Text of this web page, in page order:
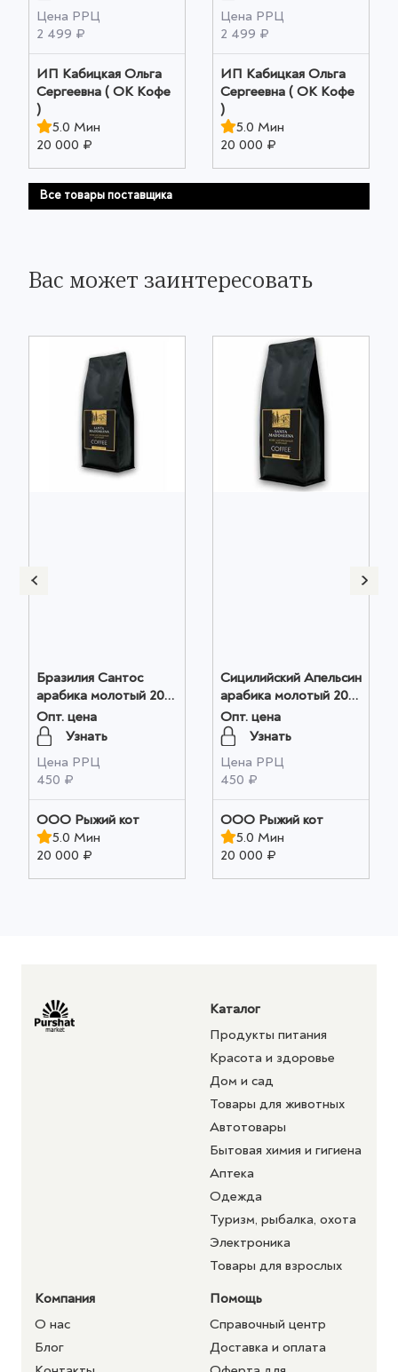
Цена РРЦ
2 499 ₽
ИП Кабицкая Ольга
Сергеевна ( ОК Кофе
)
5.0 Мин
20 000 ₽
Цена РРЦ
2 499 ₽
ИП Кабицкая Ольга
Сергеевна ( ОК Кофе
)
5.0 Мин
20 000 ₽
Все товары поставщика
Вас может заинтересовать
Бразилия Сантос
арабика молотый 200г
оптом
Опт. цена
Узнать
Цена РРЦ
450 ₽
ООО Рыжий кот
5.0 Мин
20 000 ₽
Сицилийский Апельсин
арабика молотый 200г
оптом
Опт. цена
Узнать
Цена РРЦ
450 ₽
ООО Рыжий кот
5.0 Мин
20 000 ₽
Каталог
Продукты питания
Красота и здоровье
Дом и сад
Товары для животных
Автотовары
Бытовая химия и гигиена
Аптека
Одежда
Туризм, рыбалка, охота
Электроника
Товары для взрослых
Компания
О нас
Блог
Помощь
Справочный центр
Доставка и оплата